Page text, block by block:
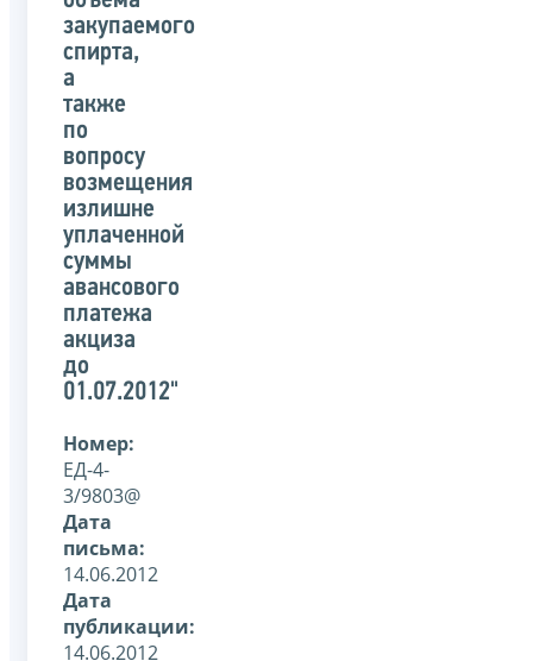
закупаемого
спирта,
а
также
по
вопросу
возмещения
излишне
уплаченной
суммы
авансового
платежа
акциза
до
01.07.2012"
Номер:
ЕД-4-
3/9803@
Дата
письма:
14.06.2012
Дата
публикации:
14.06.2012